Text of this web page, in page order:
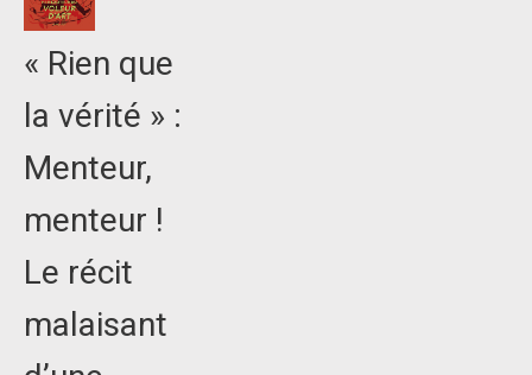
« Rien que
la vérité » :
Menteur,
menteur !
Le récit
malaisant